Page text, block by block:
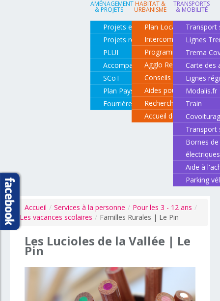
AMÉNAGEMENT
& PROJETS
Projets en cours
Projets réalisés
PLUI
Accompagnement de projets
SCoT
Plan Paysage
Fourrière animale
HABITAT &
URBANISME
Plan Local d'Urbanisme
Intercommunal
Programme local de
Agglo Renov
Conseils pour rénover
Aides pour rénover
Recherche d'un
Accueil des gens du
TRANSPORTS
& MOBILITÉ
Transport
Lignes
Trema
Carte des
Lignes
Modalis.fr
Train
Transport
Bornes
électriques
Aide à
Parking
Accueil / Services à la personne / Pour les 3 - 12 ans /
Les vacances scolaires / Familles Rurales | Le Pin
Les Lucioles de la Vallée | Le
Pin